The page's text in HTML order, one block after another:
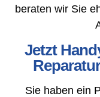
beraten wir Sie
Jetzt
Sie haben ein